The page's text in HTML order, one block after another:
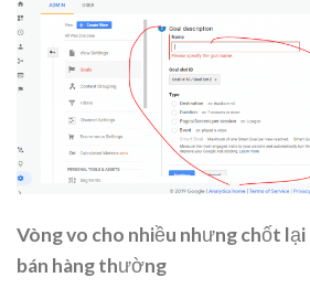
Vòng vo cho nhiều nhưng chốt lại
bán hàng thường